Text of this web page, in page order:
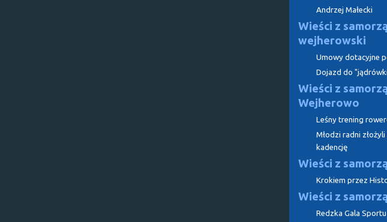
Andrzej Małecki
Wieści z
wejherowski
Umowy dotacyjne
Dojazd do
Wieści z
Wejherowo
Leśny trening
Młodzi radni
kadencję
Wieści z
Krokiem przez
Wieści z
Redzka Gala Sportu